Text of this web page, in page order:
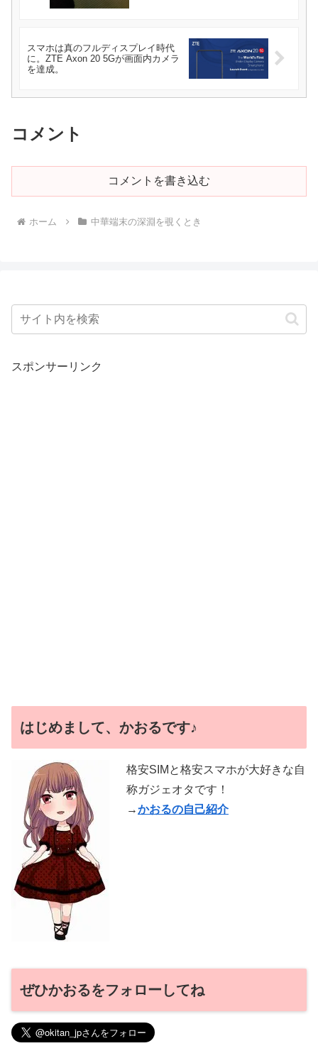
スマホは真のフルディスプレイ時代
に。ZTE Axon 20 5Gが画面内カメラ
を達成。
コメント
コメントを書き込む
ホーム 中華端末の深淵を覗くとき
スポンサーリンク
はじめまして、かおるです♪
格安SIMと格安スマホが大好きな自
称ガジェオタです！
→かおるの自己紹介
ぜひかおるをフォローしてね